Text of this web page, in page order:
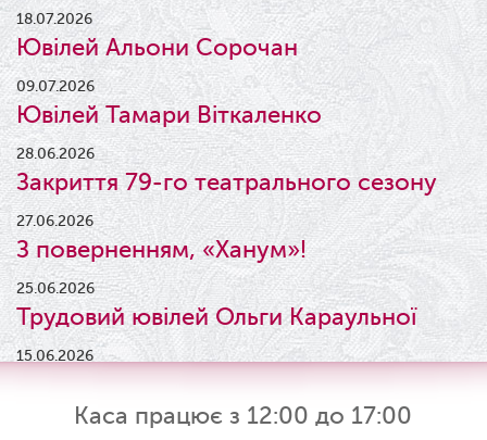
18.07.2026
Ювілей Альони Сорочан
09.07.2026
Ювілей Тамари Віткаленко
28.06.2026
Закриття 79-го театрального сезону
27.06.2026
З поверненням, «Ханум»!
25.06.2026
Трудовий ювілей Ольги Караульної
15.06.2026
Результати конкурсу
09.06.2026Каса працює з 12:00 до 17:00